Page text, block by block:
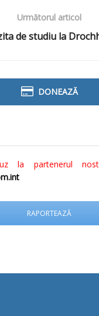
Următorul articol
de studiu la
DONEAZĂ
la partenerul
RAPORTEAZĂ